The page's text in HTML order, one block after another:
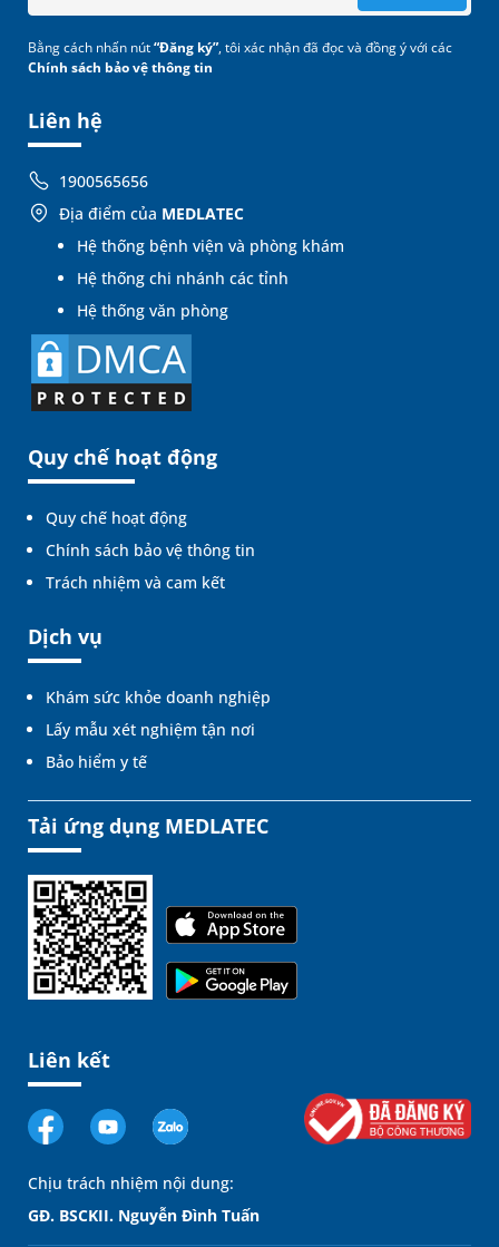
Liên hệ
1900565656
Địa điểm của MEDLATEC
Hệ thống bệnh viện và phòng khám
Hệ thống chi nhánh các tỉnh
Hệ thống văn phòng
Quy chế hoạt động
Quy chế hoạt động
Chính sách bảo vệ thông tin
Trách nhiệm và cam kết
Dịch vụ
Khám sức khỏe doanh nghiệp
Lấy mẫu xét nghiệm tận nơi
Bảo hiểm y tế
Bằng cách nhấn nút“Đăng ký”, tôi xác nhận đã đọc và đồng ý với các
Chính sách bảo vệ thông tin
Tải ứng dụng MEDLATEC
Liên kết
Chịu trách nhiệm nội dung:
GĐ. BSCKII. Nguyễn Đình Tuấn